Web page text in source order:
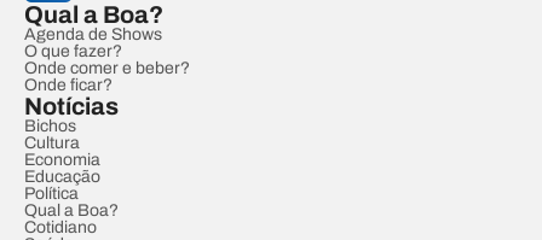
Qual a Boa?
Agenda de Shows
O que fazer?
Onde comer e beber?
Onde ficar?
Notícias
Bichos
Cultura
Economia
Educação
Política
Qual a Boa?
Cotidiano